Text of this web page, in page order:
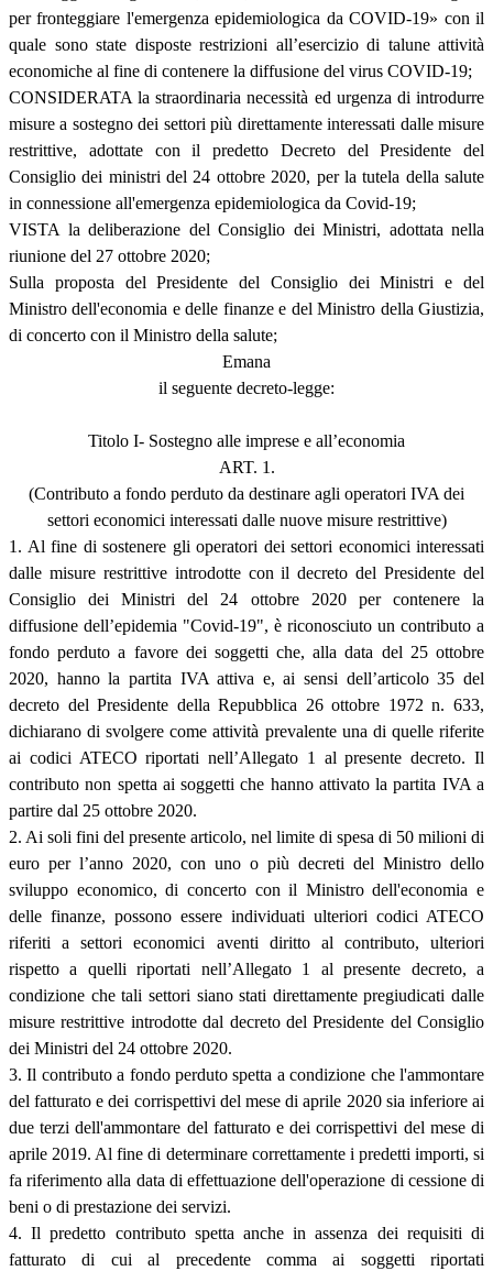
per fronteggiare l'emergenza epidemiologica da COVID-19» con il
quale sono state disposte restrizioni all’esercizio di talune attività
economiche al fine di contenere la diffusione del virus COVID-19;
CONSIDERATA la straordinaria necessità ed urgenza di introdurre
misure a sostegno dei settori più direttamente interessati dalle misure
restrittive, adottate con il predetto Decreto del Presidente del
Consiglio dei ministri del 24 ottobre 2020, per la tutela della salute
in connessione all'emergenza epidemiologica da Covid-19;
VISTA la deliberazione del Consiglio dei Ministri, adottata nella
riunione del 27 ottobre 2020;
Sulla proposta del Presidente del Consiglio dei Ministri e del
Ministro dell'economia e delle finanze e del Ministro della Giustizia,
di concerto con il Ministro della salute;
Emana
il seguente decreto-legge:
Titolo I- Sostegno alle imprese e all’economia
ART. 1.
(Contributo a fondo perduto da destinare agli operatori IVA dei
settori economici interessati dalle nuove misure restrittive)
1. Al fine di sostenere gli operatori dei settori economici interessati
dalle misure restrittive introdotte con il decreto del Presidente del
Consiglio dei Ministri del 24 ottobre 2020 per contenere la
diffusione dell’epidemia "Covid-19", è riconosciuto un contributo a
fondo perduto a favore dei soggetti che, alla data del 25 ottobre
2020, hanno la partita IVA attiva e, ai sensi dell’articolo 35 del
decreto del Presidente della Repubblica 26 ottobre 1972 n. 633,
dichiarano di svolgere come attività prevalente una di quelle riferite
ai codici ATECO riportati nell’Allegato 1 al presente decreto. Il
contributo non spetta ai soggetti che hanno attivato la partita IVA a
partire dal 25 ottobre 2020.
2. Ai soli fini del presente articolo, nel limite di spesa di 50 milioni di
euro per l’anno 2020, con uno o più decreti del Ministro dello
sviluppo economico, di concerto con il Ministro dell'economia e
delle finanze, possono essere individuati ulteriori codici ATECO
riferiti a settori economici aventi diritto al contributo, ulteriori
rispetto a quelli riportati nell’Allegato 1 al presente decreto, a
condizione che tali settori siano stati direttamente pregiudicati dalle
misure restrittive introdotte dal decreto del Presidente del Consiglio
dei Ministri del 24 ottobre 2020.
3. Il contributo a fondo perduto spetta a condizione che l'ammontare
del fatturato e dei corrispettivi del mese di aprile 2020 sia inferiore ai
due terzi dell'ammontare del fatturato e dei corrispettivi del mese di
aprile 2019. Al fine di determinare correttamente i predetti importi, si
fa riferimento alla data di effettuazione dell'operazione di cessione di
beni o di prestazione dei servizi.
4. Il predetto contributo spetta anche in assenza dei requisiti di
fatturato di cui al precedente comma ai soggetti riportati